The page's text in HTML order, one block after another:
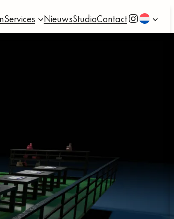
Services NieuwsStudioContactInstagram